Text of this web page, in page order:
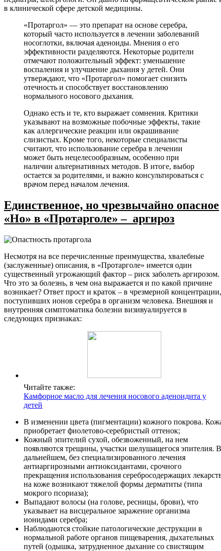
в клинической сфере детской медицины.
«Протаргол» — это препарат на основе серебра,
который часто используется в лечении заболеваний
носоглотки, включая аденоиды. Мнения о его
эффективности разделяются. Некоторые родители
отмечают положительный эффект: уменьшение
воспаления и улучшение дыхания у детей. Они
утверждают, что «Протаргол» помогает снизить
отечность и способствует восстановлению
нормального носового дыхания.
Однако есть и те, кто выражает сомнения. Критики
указывают на возможные побочные эффекты, такие
как аллергические реакции или окрашивание
слизистых. Кроме того, некоторые специалисты
считают, что использование серебра в лечении
может быть нецелесообразным, особенно при
наличии альтернативных методов. В итоге, выбор
остается за родителями, и важно консультироваться с
врачом перед началом лечения.
Единственное, но чрезвычайно опасное
«Но» в «Протарголе» – аргироз
Несмотря на все перечисленные преимущества, хвалебные
(заслуженные) описания, в «Протарголе» имеется один
существенный угрожающий фактор – риск заболеть аргирозом.
Что это за болезнь, в чем она выражается и по какой причине
возникает? Ответ прост и краток – в чрезмерной концентрации,
поступивших ионов серебра в организм человека. Внешняя и
внутренняя симптоматика болезни визивуалируется в
следующих признаках:
Читайте также:
Камфорное масло для лечения носового аденоидита у
детей
В изменении цвета (пигментации) кожного покрова.
приобретает фиолетово-серебристый оттенок;
Кожный эпителий сухой, обезвоженный, на нем
появляются трещины, участки шелушащегося эпителия. В
дальнейшем, без специализированного лечения
антиаргирозными антиоксидантами, срочного
прекращения использования серебросодержащих
на коже возникают тяжелой формы дерматиты (типа
мокрого псориаза);
Выпадают волосы (на голове, ресницы, брови), что
указывает на висцеральное заражение организма
ионидами серебра;
Наблюдаются стойкие патологические деструкции в
нормальной работе органов пищеварения, дыхательных
путей (одышка, затрудненное дыхание со свистящим